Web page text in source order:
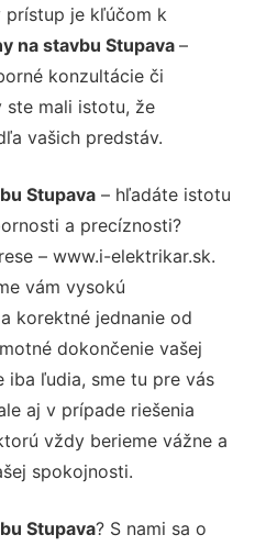
prístup je kľúčom k
na stavbu Stupava –
konzultácie či
ste mali istotu, že
vašich predstáv.
Stupava – hľadáte istotu
a precíznosti?
– www.i-elektrikar.sk.
vám vysokú
korektné jednanie od
dokončenie vašej
iba ľudia, sme tu pre vás
aj v prípade riešenia
vždy berieme vážne a
spokojnosti.
Stupava? S nami sa o